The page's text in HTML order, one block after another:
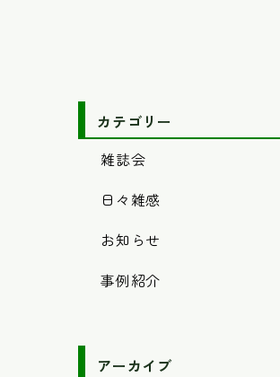
カテゴリー
雑誌会
日々雑感
お知らせ
事例紹介
アーカイブ